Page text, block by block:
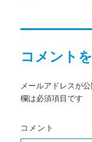
コメント
メールアドレスが
欄は必須項目です
コメント